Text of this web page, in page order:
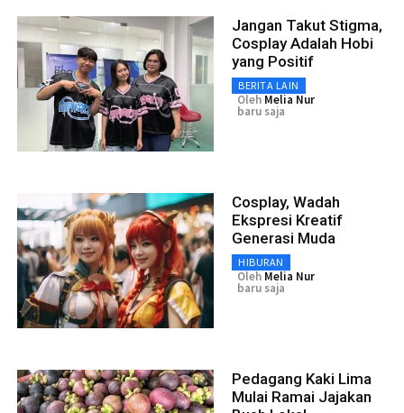
Jangan Takut Stigma,
Cosplay Adalah Hobi
yang Positif
BERITA LAIN
Oleh Melia Nur
baru saja
Cosplay, Wadah
Ekspresi Kreatif
Generasi Muda
HIBURAN
Oleh Melia Nur
baru saja
Pedagang Kaki Lima
Mulai Ramai Jajakan